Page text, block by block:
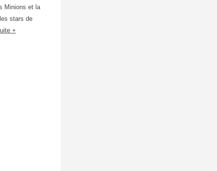
Minions et la
stars de
+